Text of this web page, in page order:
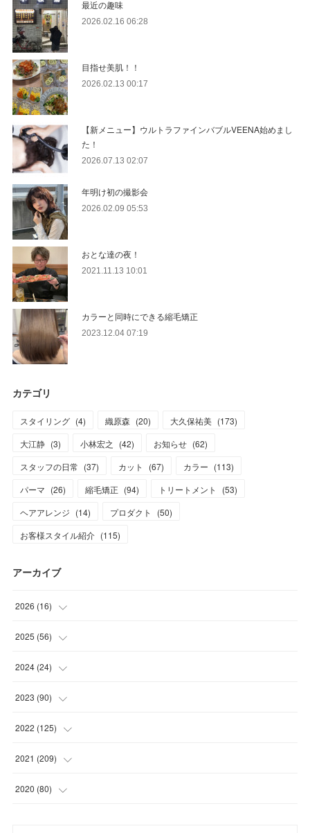
最近の趣味
2026.02.16 06:28
目指せ美肌！！
2026.02.13 00:17
【新メニュー】ウルトラファインバブルVEENA始めまし
た！
2026.07.13 02:07
年明け初の撮影会
2026.02.09 05:53
おとな達の夜！
2021.11.13 10:01
カラーと同時にできる縮毛矯正
2023.12.04 07:19
カテゴリ
スタイリング (4) 織原森 (20) 大久保祐美 (173)
大江静 (3) 小林宏之 (42) お知らせ (62)
スタッフの日常 (37) カット (67) カラー (113)
パーマ (26) 縮毛矯正 (94) トリートメント (53)
ヘアアレンジ (14) プロダクト (50)
お客様スタイル紹介 (115)
アーカイブ
2026 (16)
(1
(1
(7
(7)
2025 (56)
(5
(11 )
(17
(15
2024 (24)
(1
(1)
(2)
(9
2023 (90)
(12
(17
(16
2022 (125)
(8)
(11 )
2021 (209)
(9
2020 (80)